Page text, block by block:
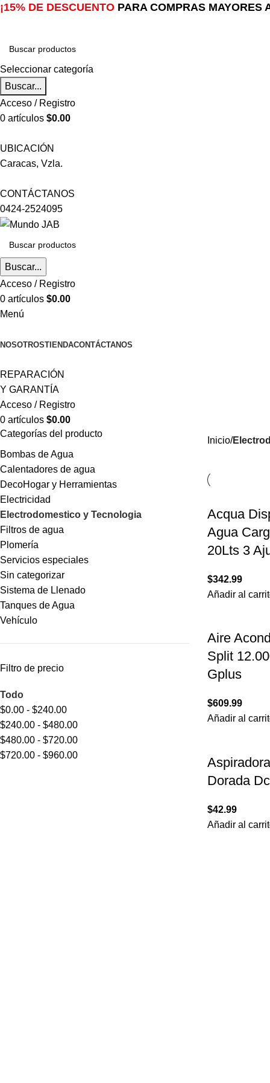
¡15% DE DESCUENTO PARA COMPRAS MAYORES
Seleccionar categoría
Buscar...
Acceso / Registro
0 artículos $0.00
UBICACIÓN
Caracas, Vzla.
CONTÁCTANOS
0424-2524095
Buscar...
Acceso / Registro
0 artículos $0.00
Menú
NOSOTROSTIENDACONTÁCTANOS
REPARACIÓN
Y GARANTÍA
Acceso / Registro
0 artículos $0.00
Categorías del producto
Bombas de Agua
Calentadores de agua
DecoHogar y Herramientas
Electricidad
Electrodomestico y Tecnologia
Filtros de agua
Plomería
Servicios especiales
Sin categorizar
Sistema de Llenado
Tanques de Agua
Vehículo
Filtro de precio
Todo
$0.00 - $240.00
$240.00 - $480.00
$480.00 - $720.00
$720.00 - $960.00
Inicio
Acqua
Agua
20Lts 3
$342.99
Añadir al
Aire
Split
Gplus
$609.99
Añadir al
Dorada
$42.99
Añadir al